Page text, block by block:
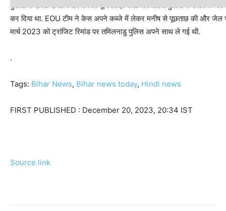
पुलिस ने दबिश दी तो मनीष कश्यप भूमिगत हो गया. जब बेतिया पुलिस ने मनीष के
कर दिया था. EOU टीम ने केस अपने कब्जे में लेकर मनीष से पूछताछ की और जेल
मार्च 2023 को ट्रांजिट रिमांड पर तमिलनाडु पुलिस अपने साथ ले गई थी.
.
Tags: Bihar News, Bihar news today, Hindi news
FIRST PUBLISHED : December 20, 2023, 20:34 IST
Source link